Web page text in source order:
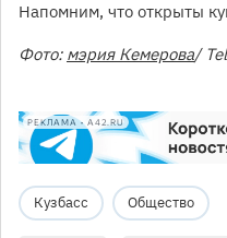
Напомним, что открыты
Фото: мэрия Кемерова/
РЕКЛАМА • A42.RU
Кузбасс Общество